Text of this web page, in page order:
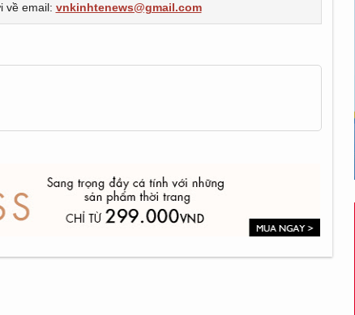
về email: vnkinhtenews@gmail.com